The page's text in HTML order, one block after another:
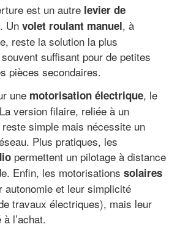
est un autre levier de
. Un volet roulant manuel, à
reste la solution la plus
suffisant pour de petites
pièces secondaires.
une motorisation électrique, le
version filaire, reliée à un
simple mais nécessite un
Plus pratiques, les
permettent un pilotage à distance
Enfin, les motorisations solaires
autonomie et leur simplicité
travaux électriques), mais leur
l’achat.